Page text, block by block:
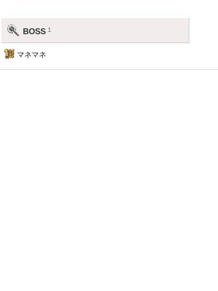
BOSS†
マネマネ